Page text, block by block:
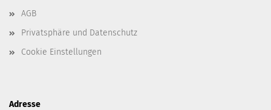
AGB
Privatsphäre und Datenschutz
Cookie Einstellungen
Adresse